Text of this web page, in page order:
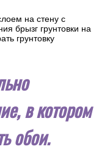
на стену с
брызг грунтовки на
грунтовку
в котором
обои.